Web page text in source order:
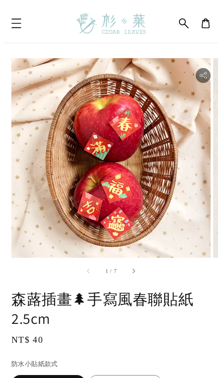
1 / accessibility.of
7
森蕗插畫🌲手寫風春聯貼紙
2.5cm
Regular
NT$ 40
防水小貼紙款式